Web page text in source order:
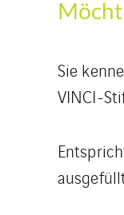
Sie
VINCI-